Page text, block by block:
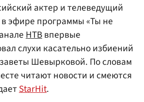
актер и телеведущий
в эфире программы «Ты не
НТВвпервые
слухи касательно избиений
Шевырковой. По словам
читают новости и смеются
StarHit.